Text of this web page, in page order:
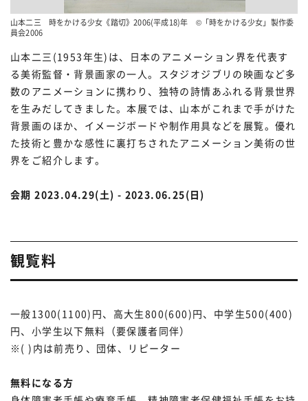
山本二三 時をかける少女《踏切》2006(平成18)年 ©「時をかける少女」製作委
員会2006
山本二三(1953年生)は、日本のアニメーション界を代表す
る美術監督・背景画家の一人。スタジオジブリの映画など多
数のアニメーションに携わり、独特の詩情あふれる背景世界
を生みだしてきました。本展では、山本がこれまで手がけた
背景画のほか、イメージボードや制作用具などを展覧。優れ
た技術と豊かな感性に裏打ちされたアニメーション美術の世
界をご紹介します。
会期 2023.04.29(土) - 2023.06.25(日)
観覧料
一般1300(1100)円、高大生800(600)円、中学生500(400)
円、小学生以下無料（要保護者同伴）
※( )内は前売り、団体、リピーター
無料になる方